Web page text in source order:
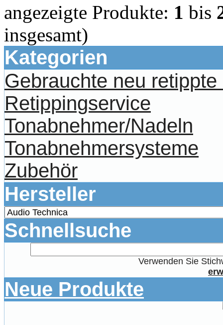
angezeigte Produkte: 1 bis
insgesamt)
Kategorien
Gebrauchte neu
Retippingservice
Tonabnehmer/Nadeln
Tonabnehmersysteme
Zubehör
Hersteller
Schnellsuche
Verwenden Sie
Neue Produkte